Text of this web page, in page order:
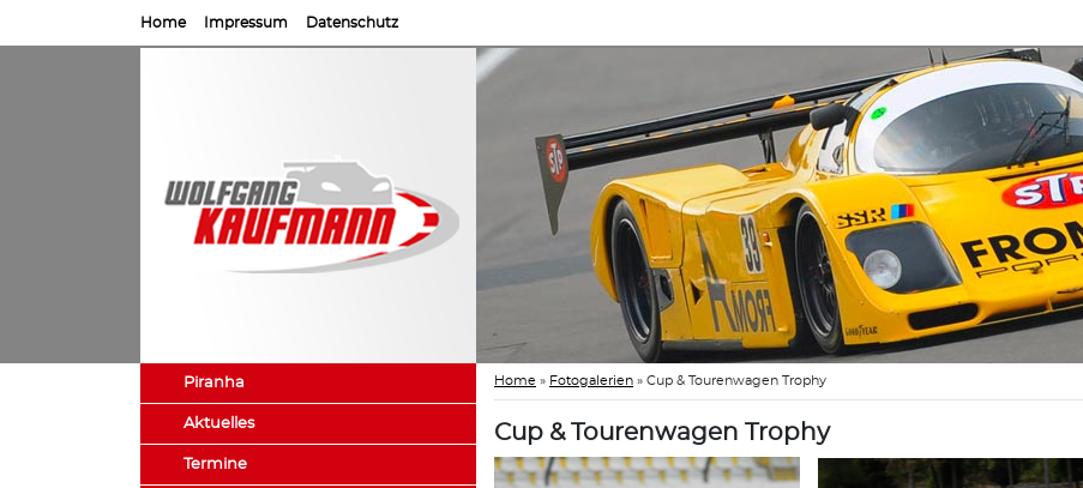
Home Impressum Datenschutz
Piranha
Aktuelles
Termine
Home » Fotogalerien » Cup & Tourenwagen Trophy
Cup & Tourenwagen Trophy